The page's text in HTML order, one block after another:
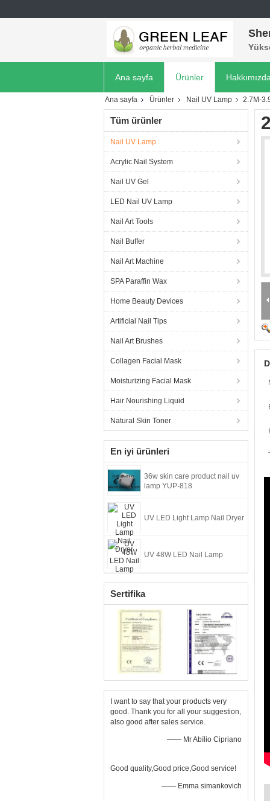
Ana sayfa Ürünler
Ana sayfa Ürünler Nail UV Lamp 2.7M-
Tüm ürünler
Nail UV Lamp
Acrylic Nail System
Nail UV Gel
LED Nail UV Lamp
Nail Art Tools
Nail Buffer
Nail Art Machine
SPA Paraffin Wax
Home Beauty Devices
Artificial Nail Tips
Nail Art Brushes
Collagen Facial Mask
Moisturizing Facial Mask
Hair Nourishing Liquid
Natural Skin Toner
En iyi ürünleri
36w skin care product nail uv
lamp YUP-818
UV LED Light Lamp Nail Dryer
UV 48W LED Nail Lamp
Sertifika
I want to say that your products very
good. Thank you for all your suggestion,
also good after sales service.
—— Mr Abílio Cipriano
Good quality,Good price,Good service!
—— Emma simankovich